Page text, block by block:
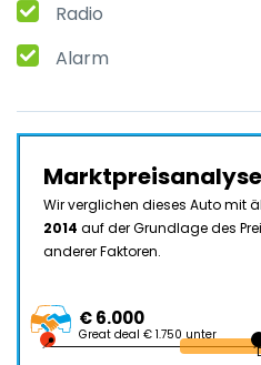
Radio
Alarm
Marktpreisanalyse
Wir verglichen dieses Auto mit
2014 auf der Grundlage des
anderer Faktoren.
€ 6.000
Great deal € 1.750 unter